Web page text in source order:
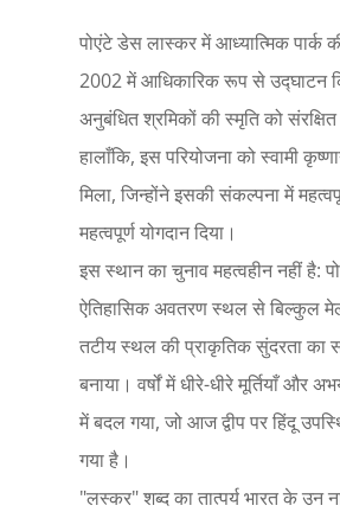
पोएंटे डेस लास्कर में आध्यात्मिक पार्क
2002 में आधिकारिक रूप से उद्घाटन
अनुबंधित श्रमिकों की स्मृति को
हालाँकि, इस परियोजना को स्वामी
मिला, जिन्होंने इसकी संकल्पना में
महत्वपूर्ण योगदान दिया।
इस स्थान का चुनाव महत्वहीन नहीं है:
ऐतिहासिक अवतरण स्थल से बिल्कुल मेल
तटीय स्थल की प्राकृतिक सुंदरता का
बनाया। वर्षों में धीरे-धीरे मूर्तियाँ
में बदल गया, जो आज द्वीप पर हिंदू
गया है।
"लस्कर" शब्द का तात्पर्य भारत के उन